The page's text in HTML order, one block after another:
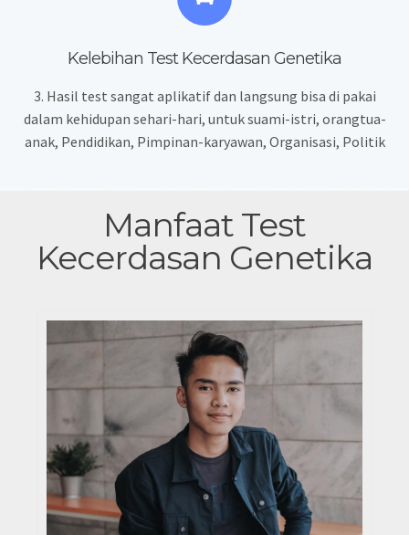
Kelebihan Test Kecerdasan Genetik​a
3. Hasil test sangat aplikatif dan langsung bisa di pakai
dalam kehidupan sehari-hari, untuk suami-istri, orangtua-
anak, Pendidikan, Pimpinan-karyawan, Organisasi, Politik
Manfaat Test
Kecerdasan Genetika